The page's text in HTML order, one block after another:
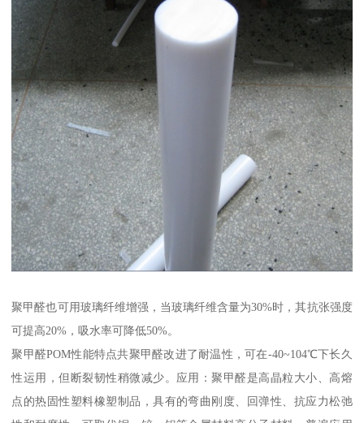
聚甲醛也可用玻璃纤维增强，当玻璃纤维含量为30%时，其抗张强度
可提高20%，吸水率可降低50%。
聚甲醛POM性能特点共聚甲醛改进了耐温性，可在-40~104℃下长久
性运用，但断裂韧性稍微减少。应用：聚甲醛是高晶粒大小、高熔
点的热固性塑料橡塑制品，具有的弯曲刚度、回弹性、抗应力松弛